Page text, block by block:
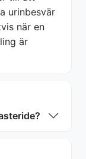
urinbesvär
när en
är